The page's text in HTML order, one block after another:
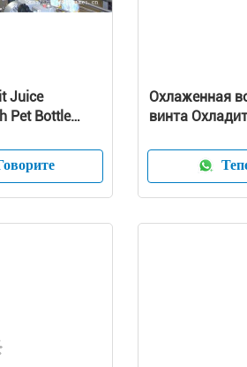
Juice
Pet Bottle
Охлаженная
винта